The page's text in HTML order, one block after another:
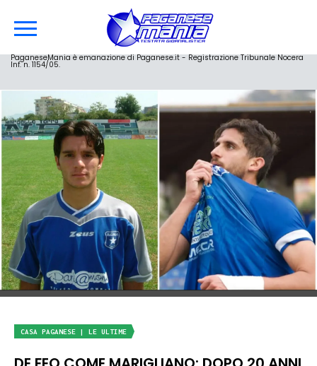
PaganeseMania è emanazione di Paganese.it - Registrazione Tribunale Nocera
Inf. n. 1154/05.
CASA PAGANESE | LE ULTIME